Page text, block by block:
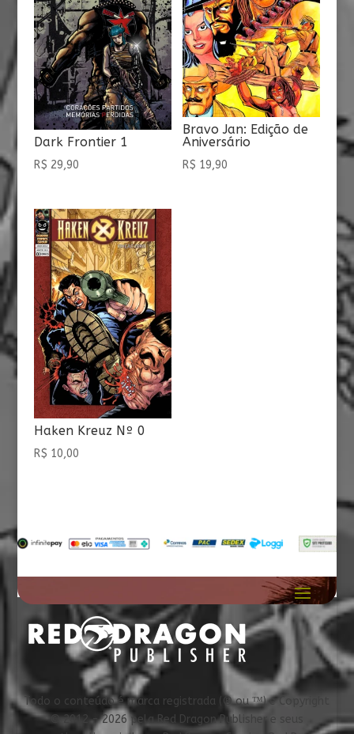
Dark Frontier 1
R$ 29,90
Bravo Jan: Edição de
Aniversário
R$ 19,90
Haken Kreuz Nº 0
R$ 10,00
Todo o conteúdo é marca registrada (® ou ™) e Copyright
© 2012 - 2026 pela Red Dragon Publisher e seus